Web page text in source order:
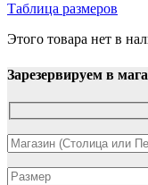
Таблица размеров
Этого товара нет в
Зарезервируем в